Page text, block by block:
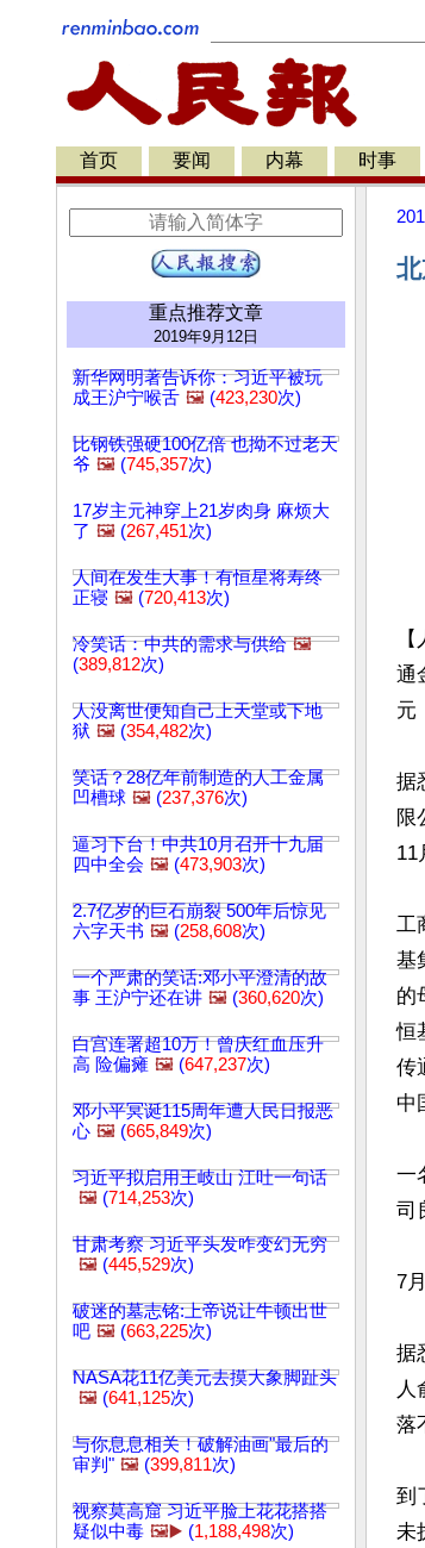
首页 要闻 内幕 时事
重点推荐文章
2019年9月12日
新华网明著告诉你：习近平被玩
成王沪宁喉舌 🖼️ (423,230次)
比钢铁强硬100亿倍 也拗不过老天
爷 🖼️ (745,357次)
17岁主元神穿上21岁肉身 麻烦大
了 🖼️ (267,451次)
人间在发生大事！有恒星将寿终
正寝 🖼️ (720,413次)
冷笑话：中共的需求与供给 🖼️
(389,812次)
人没离世便知自己上天堂或下地
狱 🖼️ (354,482次)
笑话？28亿年前制造的人工金属
凹槽球 🖼️ (237,376次)
逼习下台！中共10月召开十九届
四中全会 🖼️ (473,903次)
2.7亿岁的巨石崩裂 500年后惊见
六字天书 🖼️ (258,608次)
一个严肃的笑话:邓小平澄清的故
事 王沪宁还在讲 🖼️ (360,620次)
白宫连署超10万！曾庆红血压升
高 险偏瘫 🖼️ (647,237次)
邓小平冥诞115周年遭人民日报恶
心 🖼️ (665,849次)
习近平拟启用王岐山 江吐一句话
🖼️ (714,253次)
甘肃考察 习近平头发咋变幻无穷
🖼️ (445,529次)
破迷的墓志铭:上帝说让牛顿出世
吧 🖼️ (663,225次)
NASA花11亿美元去摸大象脚趾头
🖼️ (641,125次)
与你息息相关！破解油画"最后的
审判" 🖼️ (399,811次)
视察莫高窟 习近平脸上花花搭搭
疑似中毒 🖼️▶️ (1,188,498次)
通
元
据
限
11
工
基
的
恒
传
中
一
司
7
据
人
落
到
未